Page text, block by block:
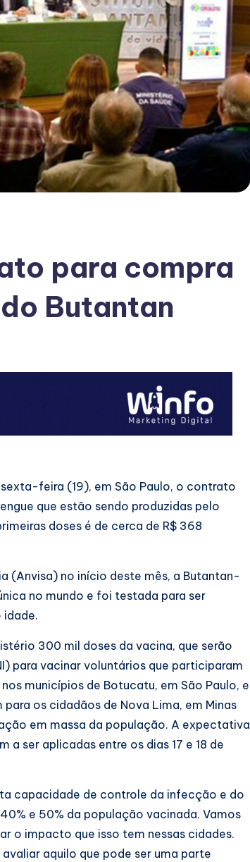
para compra
Butantan
feira (19), em São Paulo, o contrato
que estão sendo produzidas pelo
doses é de cerca de R$ 368
(Anvisa) no início deste mês, a Butantan-
no mundo e foi testada para ser
idade.
300 mil doses da vacina, que serão
para vacinar voluntários que participaram
municípios de Botucatu, em São Paulo, e
os cidadãos de Nova Lima, em Minas
em massa da população. A expectativa
a ser aplicadas entre os dias 17 e 18 de
capacidade de controle da infecção e do
e 50% da população vacinada. Vamos
o impacto que isso tem nessas cidades.
aquilo que pode ser uma parte